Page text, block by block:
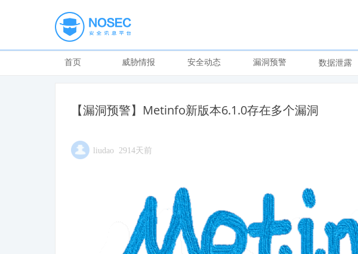
首页 威胁情报 安全动态 漏洞预警 数据泄露
【漏洞预警】Metinfo新版本6.1.0存在多个漏洞
liudao 2914天前